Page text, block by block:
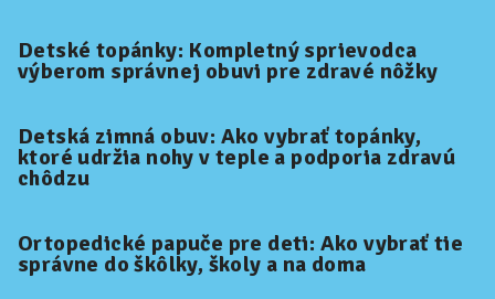
Detské topánky: Kompletný sprievodca
výberom správnej obuvi pre zdravé nôžky
Detská zimná obuv: Ako vybrať topánky,
ktoré udržia nohy v teple a podporia zdravú
chôdzu
Ortopedické papuče pre deti: Ako vybrať tie
správne do škôlky, školy a na doma